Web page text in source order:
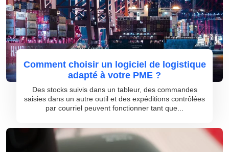
Comment choisir un logiciel de logistique
adapté à votre PME ?
Des stocks suivis dans un tableur, des commandes
saisies dans un autre outil et des expéditions contrôlées
par courriel peuvent fonctionner tant que...